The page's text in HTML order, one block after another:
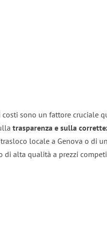
sono un fattore cruciale
trasparenza e sulla
locale a Genova o di
di alta qualità a prezzi